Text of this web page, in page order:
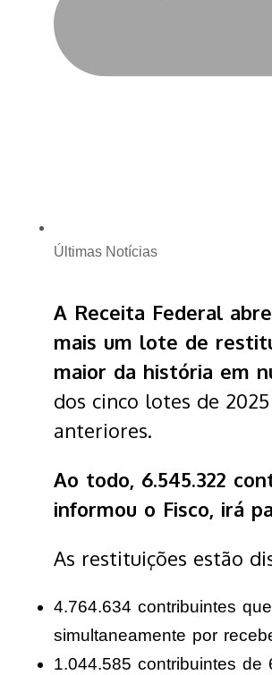
Últimas Notícias
A Receita Federal
mais um lote de
maior da história em
dos cinco lotes de
anteriores.
Ao todo, 6.545.322
informou o Fisco, irá
As restituições estão
4.764.634 contribuintes
simultaneamente por
1.044.585 contribuintes de